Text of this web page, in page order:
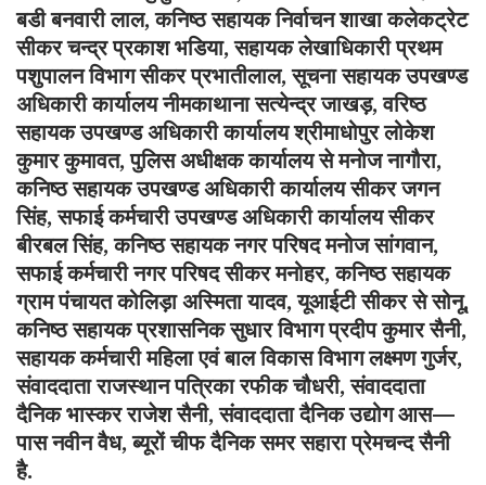
बडी बनवारी लाल, कनिष्ठ सहायक निर्वाचन शाखा कलेकट्रेट
सीकर चन्द्र प्रकाश भडिया, सहायक लेखाधिकारी प्रथम
पशुपालन विभाग सीकर प्रभातीलाल, सूचना सहायक उपखण्ड
अधिकारी कार्यालय नीमकाथाना सत्येन्द्र जाखड़, वरिष्ठ
सहायक उपखण्ड अधिकारी कार्यालय श्रीमाधोपुर लोकेश
कुमार कुमावत, पुलिस अधीक्षक कार्यालय से मनोज नागौरा,
कनिष्ठ सहायक उपखण्ड अधिकारी कार्यालय सीकर जगन
सिंह, सफाई कर्मचारी उपखण्ड अधिकारी कार्यालय सीकर
बीरबल सिंह, कनिष्ठ सहायक नगर परिषद मनोज सांगवान,
सफाई कर्मचारी नगर परिषद सीकर मनोहर, कनिष्ठ सहायक
ग्राम पंचायत कोलिड़ा अस्मिता यादव, यूआईटी सीकर से सोनू,
कनिष्ठ सहायक प्रशासनिक सुधार विभाग प्रदीप कुमार सैनी,
सहायक कर्मचारी महिला एवं बाल विकास विभाग लक्ष्मण गुर्जर,
संवाददाता राजस्थान पत्रिका रफीक चौधरी, संवाददाता
दैनिक भास्कर राजेश सैनी, संवाददाता दैनिक उद्योग आस—
पास नवीन वैध, ब्यूरों चीफ दैनिक समर सहारा प्रेमचन्द सैनी
है.